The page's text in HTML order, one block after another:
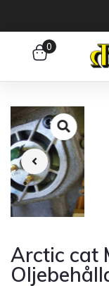
0
Arctic cat